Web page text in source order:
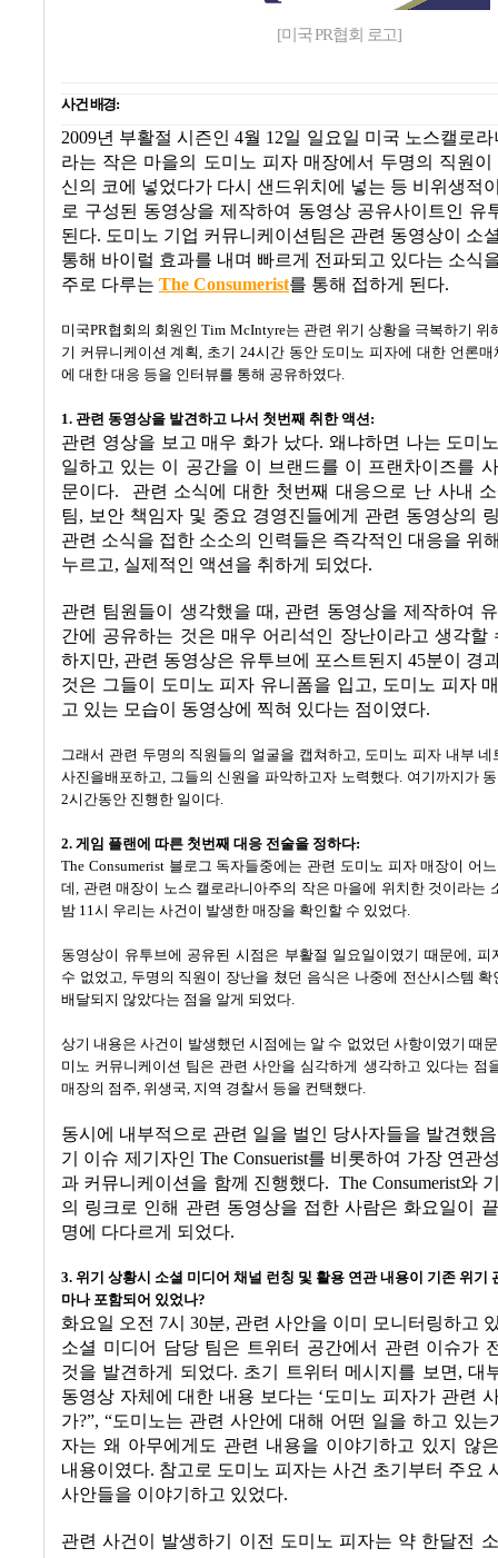
[미국 PR협회 로고]
사건 배경:
2009년 부활절 시즌인4월 12일 일요일 미국 노스캘로라
라는 작은 마을의 도미노 피자 매장에서 두명의 직원
신의 코에 넣었다가 다시 샌드위치에 넣는 등 비위생적
로 구성된 동영상을 제작하여 동영상 공유사이트인 유
된다. 도미노 기업 커뮤니케이션팀은 관련 동영상이 소
통해 바이럴 효과를 내며 빠르게 전파되고 있다는 소식
주로 다루는 The Consumerist를 통해 접하게 된다.
미국PR협회의 회원인 Tim McIntyre는 관련 위기 상황을 극복하기 위
기 커뮤니케이션 계획, 초기 24시간 동안 도미노 피자에 대한 언론
에 대한 대응 등을 인터뷰를 통해 공유하였다.
1. 관련 동영상을 발견하고 나서 첫번째 취한 액션:
관련 영상을 보고 매우 화가 났다. 왜냐하면 나는 도미
일하고 있는 이 공간을 이 브랜드를 이 프랜차이즈를
문이다.
관련 소식에 대한 첫번째 대응으로 난 사내
팀, 보안 책임자 및 중요 경영진들에게 관련 동영상의
관련 소식을 접한 소소의 인력들은 즉각적인 대응을 위
누르고, 실제적인 액션을 취하게 되었다.
관련 팀원들이 생각했을 때 , 관련 동영상을 제작하여
간에 공유하는 것은 매우 어리석인 장난이라고 생각할
하지만, 관련 동영상은 유투브에 포스트된지 45분이 경
것은 그들이 도미노 피자 유니폼을 입고, 도미노 피자
고 있는 모습이 동영상에 찍혀 있다는 점이였다.
그래서 관련 두명의 직원들의 얼굴을 캡쳐하고, 도미노 피자 내부
사진을배포하고, 그들의 신원을 파악하고자 노력했다. 여기까지가
2시간동안 진행한 일이다.
2. 게임 플랜에 따른 첫번째 대응 전술을 정하다:
The Consumerist 블로그 독자들중에는 관련 도미노 피자 매장이 어
데, 관련 매장이 노스 캘로라니아주의 작은 마을에 위치한 것이라는
밤 11시 우리는 사건이 발생한 매장을 확인할 수 있었다.
동영상이 유투브에 공유된 시점은 부활절 일요일이였기 때문에, 피
수 없었고, 두명의 직원이 장난을 쳤던 음식은 나중에 전산시스템
배달되지 않았다는 점을 알게 되었다.
상기 내용은 사건이 발생했던 시점에는 알 수 없었던 사항이였기 때
미노 커뮤니케이션 팀은 관련 사안을 심각하게 생각하고 있다는 점
매장의 점주, 위생국, 지역 경찰서 등을 컨택했다.
동시에 내부적으로 관련 일을 벌인 당사자들을 발견했
기 이슈 제기자인 The Consuerist를 비롯하여 가장 연관
과 커뮤니케이션을 함께 진행했다. The Consumerist와
의 링크로 인해 관련 동영상을 접한 사람은 화요일이
명에 다다르게 되었다.
3. 위기 상황시 소셜 미디어 채널 런칭 및 활용 연관 내용이 기존 위기
마나 포함되어 있었나?
화요일 오전 7시 30분, 관련 사안을 이미 모니터링하고
소셜 미디어 담당 팀은 트위터 공간에서 관련 이슈가
것을 발견하게 되었다. 초기 트위터 메시지를 보면,대
동영상 자체에 대한 내용 보다는 ‘도미노 피자가 관련
가?”, “도미노는 관련 사안에 대해 어떤 일을 하고 있는
자는 왜 아무에게도 관련 내용을 이야기하고 있지 않
내용이였다. 참고로 도미노 피자는 사건 초기부터 주요
사안들을 이야기하고 있었다.
관련 사건이 발생하기 이전 도미노 피자는 약 한달전